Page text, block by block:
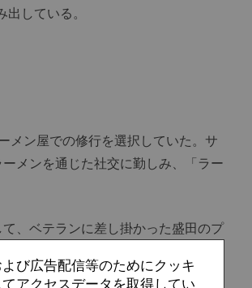
している。
メン屋での修行を選択していた。サ
メンを通じた社交に勤しみ、「ラー
、ベテランに差し掛かった盛田のプ
彼をチームメイトがこう冷やかし
び広告配信等のためにクッキ
アクセスデータを取得してい